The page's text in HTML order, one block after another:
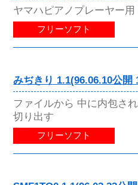
ヤマハピアノプレーヤー
フリーソフト
みぢきり 1.1(96.06.10公開
ファイルから 中に内包さ
切り出す
フリーソフト